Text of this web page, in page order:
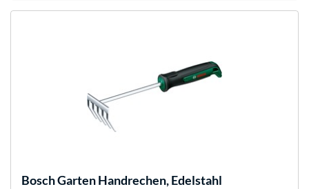
BoschGarten Handrechen, Edelstahl